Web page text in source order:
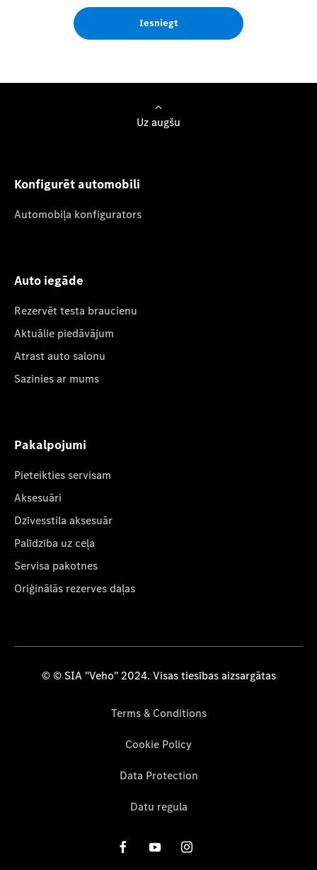
Iesniegt
Uz augšu
Konfigurēt automobili
Automobiļa konfigurators
Auto iegāde
Rezervēt testa braucienu
Aktuālie piedāvājum
Atrast auto salonu
Sazinies ar mums
Pakalpojumi
Pieteikties servisam
Aksesuāri
Dzīvesstila aksesuār
Palīdzība uz ceļa
Servisa pakotnes
Oriģinālās rezerves daļas
© © SIA "Veho" 2024. Visas tiesības aizsargātas
Terms & Conditions
Cookie Policy
Data Protection
Datu regula